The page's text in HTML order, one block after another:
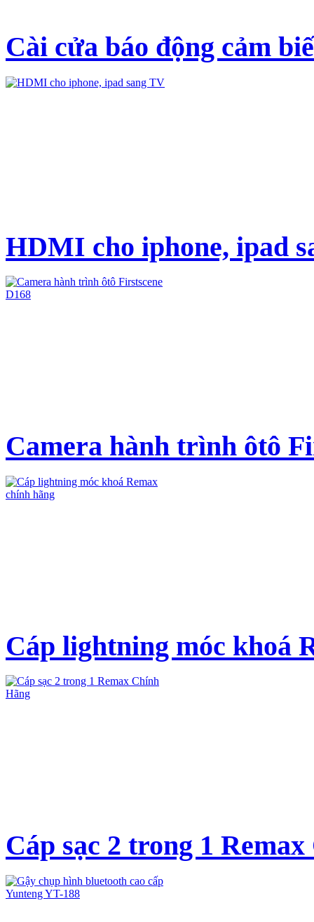
Cài cửa báo động cảm
HDMI cho iphone, ipad
Camera hành trình ôtô
Cáp lightning móc khoá
Cáp sạc 2 trong 1